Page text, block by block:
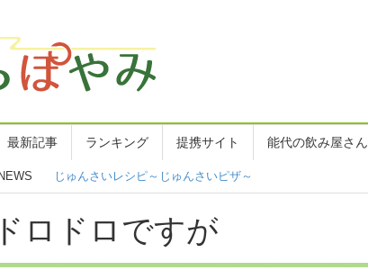
最新記事 ランキング 提携サイト 能代の飲み屋さん
東京、神奈川県のお客様からご注文を頂きました。
ロドロですが